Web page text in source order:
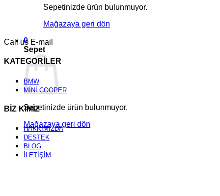
Sepetinizde ürün bulunmuyor.
Mağazaya geri dön
0
Sepet
Sepetinizde ürün bulunmuyor.
Mağazaya geri dön
Call us E-mail
KATEGORİLER
BMW
MİNİ COOPER
BİZ KİMİZ
HAKKIMIZDA
DESTEK
BLOG
İLETİŞİM